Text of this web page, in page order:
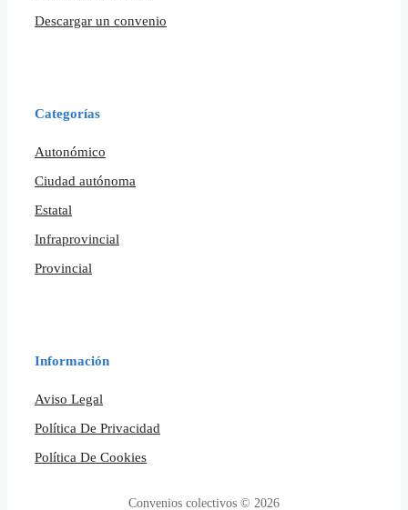
Descargar un convenio
Categorías
Autonómico
Ciudad autónoma
Estatal
Infraprovincial
Provincial
Información
Aviso Legal
Política De Privacidad
Política De Cookies
Convenios colectivos © 2026